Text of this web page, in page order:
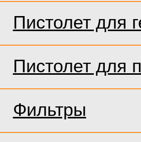
Пистолет для
Пистолет для
Фильтры